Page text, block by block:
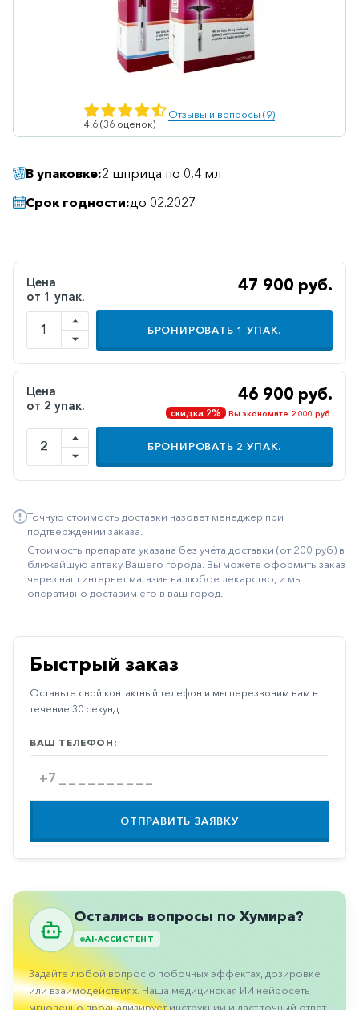
Ветеринарные
Гематологические
Гепатопротекторы
Диабетические
Желудочно-
кишечные
Иммунодепрессанты
Климактерические
Метаболизм
Минеральный
обмен
средства
Неврологические
Остеопороз
Паркинсон
Противоаллергические
Противовирусные
Противогрибковые
Противоопухолевые
Противоподагрические
Противорвотные
Пульмонология
Сердечные
Сосудистые
4.6 (36 оценок)
Отзывы и вопросы (9)
В упаковке:2 шприца по 0,4 мл
Срок годности:до 02.2027
Цена
от 1 упак.
47 900 руб.
БРОНИРОВАТЬ 1 УПАК.
Цена
от 2 упак.
46 900 руб.
скидка 2% Вы экономите 2 000 руб.
БРОНИРОВАТЬ 2 УПАК.
Точную стоимость доставки назовет менеджер при
подтверждении заказа.
Стоимость препарата указана без учёта доставки (от 200 руб) в
ближайшую аптеку Вашего города. Вы можете оформить заказ
через наш интернет магазин на любое лекарство, и мы
оперативно доставим его в ваш город.
Быстрый заказ
Оставьте свой контактный телефон и мы перезвоним вам в
течение 30 секунд.
ВАШ ТЕЛЕФОН:
ОТПРАВИТЬ ЗАЯВКУ
Остались вопросы по Хумира?
AI-АССИСТЕНТ
Задайте любой вопрос о побочных эффектах, дозировке
или взаимодействиях. Наша медицинская ИИ нейросеть
мгновенно проанализирует инструкции и даст точный ответ.